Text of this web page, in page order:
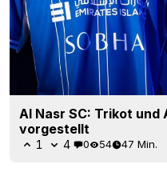
Al Nasr SC: Trikot
vorgestellt
1 4 0 54 47 Min.